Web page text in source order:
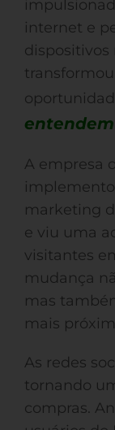
internet e
dispositivos
A empresa
marketing
e viu uma
visitantes
mudança
mas
mais
As redes
tornando
compras.